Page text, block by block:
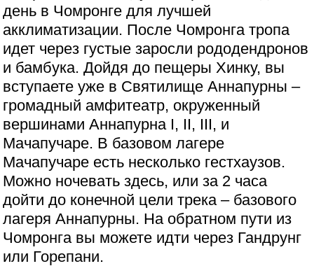
день в Чомронге для лучшей
акклиматизации. После Чомронга тропа
идет через густые заросли рододендронов
и бамбука. Дойдя до пещеры Хинку, вы
вступаете уже в Cвятилище Аннапурны –
громадный амфитеатр, окруженный
вершинами Аннапурна I, II, III, и
Мачапучаре. В базовом лагере
Мачапучаре есть несколько гестхаузов.
Можно ночевать здесь, или за 2 часа
дойти до конечной цели трека – базового
лагеря Аннапурны. На обратном пути из
Чомронга вы можете идти через Гандрунг
или Горепани.